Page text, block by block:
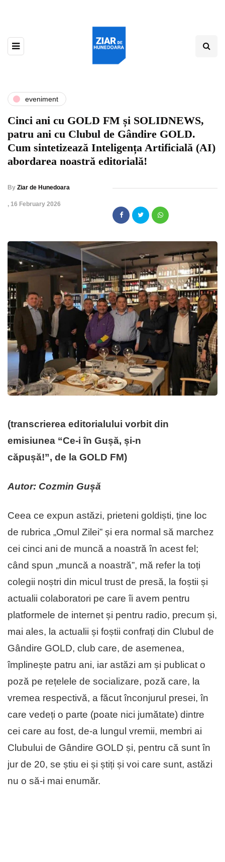
eveniment
Cinci ani cu GOLD FM și SOLIDNEWS,
patru ani cu Clubul de Gândire GOLD.
Cum sintetizează Inteligența Artificială (AI)
abordarea noastră editorială!
By Ziar de Hunedoara
, 16 February 2026
(transcrierea editorialului vorbit din
emisiunea “Ce-i în Gușă, și-n
căpușă!”, de la GOLD FM)
Autor: Cozmin Gușă
Ceea ce expun astăzi, prieteni goldiști, ține loc
de rubrica „Omul Zilei” și era normal să marchez
cei cinci ani de muncă a noastră în acest fel;
când spun „muncă a noastră”, mă refer la toți
colegii noștri din micul trust de presă, la foștii și
actualii colaboratori pe care îi avem pentru
platformele de internet și pentru radio, precum și,
mai ales, la actualii și foștii confrați din Clubul de
Gândire GOLD, club care, de asemenea,
împlinește patru ani, iar astăzi am și publicat o
poză pe rețelele de socializare, poză care, la
vremea respectivă, a făcut înconjurul presei, în
care vedeți o parte (poate nici jumătate) dintre
cei care au fost, de-a lungul vremii, membri ai
Clubului de Gândire GOLD și, pentru că sunt în
jur de 20, se știu ei și știți și voi care sunt, astăzi
nu o să-i mai enumăr.